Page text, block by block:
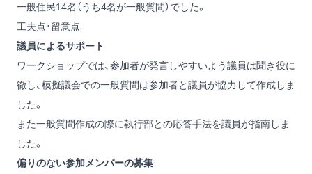
一般住民14名（うち4名が一般質問）でした。
工夫点・留意点
議員によるサポート
ワークショップでは、参加者が発言しやすいよう議員は聞き役に
徹し、模擬議会での一般質問は参加者と議員が協力して作成しま
した。
また一般質問作成の際に執行部との応答手法を議員が指南しま
した。
偏りのない参加メンバーの募集